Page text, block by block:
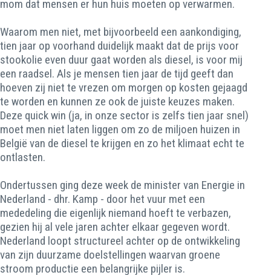
mom dat mensen er hun huis moeten op verwarmen.
Waarom men niet, met bijvoorbeeld een aankondiging,
tien jaar op voorhand duidelijk maakt dat de prijs voor
stookolie even duur gaat worden als diesel, is voor mij
een raadsel. Als je mensen tien jaar de tijd geeft dan
hoeven zij niet te vrezen om morgen op kosten gejaagd
te worden en kunnen ze ook de juiste keuzes maken.
Deze quick win (ja, in onze sector is zelfs tien jaar snel)
moet men niet laten liggen om zo de miljoen huizen in
België van de diesel te krijgen en zo het klimaat echt te
ontlasten.
Ondertussen ging deze week de minister van Energie in
Nederland - dhr. Kamp - door het vuur met een
mededeling die eigenlijk niemand hoeft te verbazen,
gezien hij al vele jaren achter elkaar gegeven wordt.
Nederland loopt structureel achter op de ontwikkeling
van zijn duurzame doelstellingen waarvan groene
stroom productie een belangrijke pijler is.